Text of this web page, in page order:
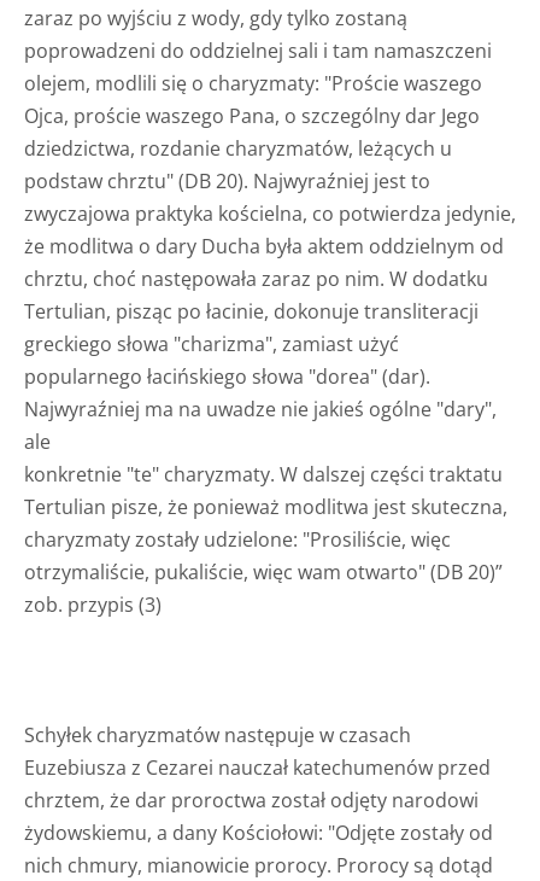
zaraz po wyjściu z wody, gdy tylko zostaną
poprowadzeni do oddzielnej sali i tam namaszczeni
olejem, modlili się o charyzmaty: "Proście waszego
Ojca, proście waszego Pana, o szczególny dar Jego
dziedzictwa, rozdanie charyzmatów, leżących u
podstaw chrztu" (DB 20). Najwyraźniej jest to
zwyczajowa praktyka kościelna, co potwierdza jedynie,
że modlitwa o dary Ducha była aktem oddzielnym od
chrztu, choć następowała zaraz po nim. W dodatku
Tertulian, pisząc po łacinie, dokonuje transliteracji
greckiego słowa "charizma", zamiast użyć
popularnego łacińskiego słowa "dorea" (dar).
Najwyraźniej ma na uwadze nie jakieś ogólne "dary",
ale
konkretnie "te" charyzmaty. W dalszej części traktatu
Tertulian pisze, że ponieważ modlitwa jest skuteczna,
charyzmaty zostały udzielone: "Prosiliście, więc
otrzymaliście, pukaliście, więc wam otwarto" (DB 20)”
zob. przypis (3)
Schyłek charyzmatów następuje w czasach
Euzebiusza z Cezarei nauczał katechumenów przed
chrztem, że dar proroctwa został odjęty narodowi
żydowskiemu, a dany Kościołowi: "Odjęte zostały od
nich chmury, mianowicie prorocy. Prorocy są dotąd